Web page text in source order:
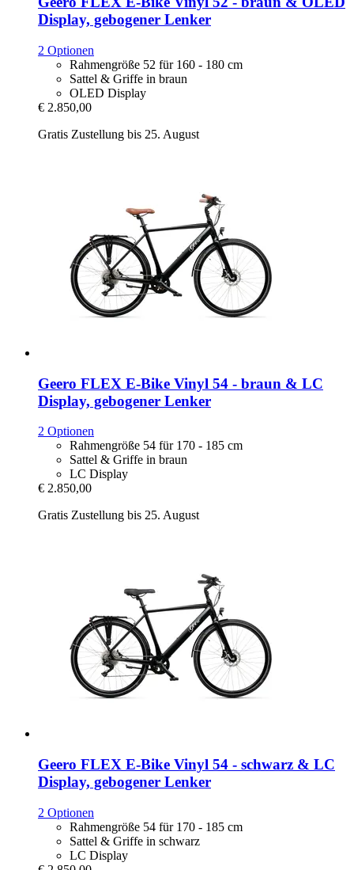
Display, gebogener Lenker
2 Optionen
Rahmengröße 52 für 160 - 180 cm
Sattel & Griffe in braun
OLED Display
€ 2.850,00
Gratis Zustellung bis 25. August
Geero FLEX E-​Bike Vinyl 54 -​ braun & LC
Display, gebogener Lenker
2 Optionen
Rahmengröße 54 für 170 - 185 cm
Sattel & Griffe in braun
LC Display
€ 2.850,00
Gratis Zustellung bis 25. August
Geero FLEX E-​Bike Vinyl 54 -​ schwarz & LC
Display, gebogener Lenker
2 Optionen
Rahmengröße 54 für 170 - 185 cm
Sattel & Griffe in schwarz
LC Display